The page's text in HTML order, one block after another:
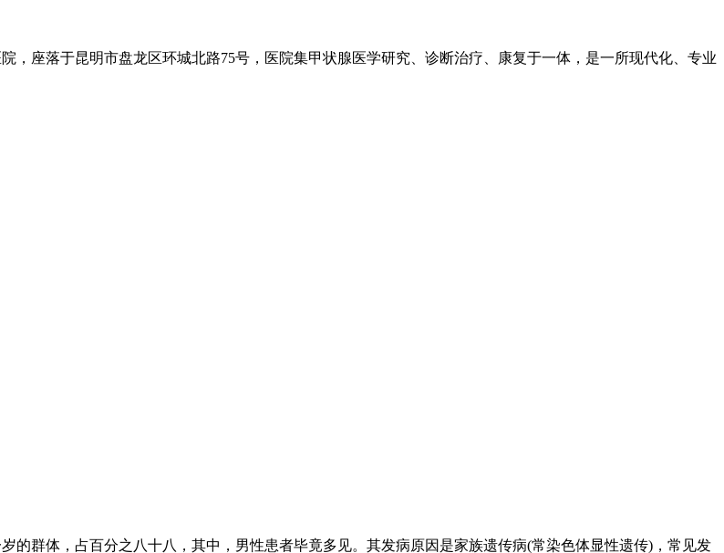
，座落于昆明市盘龙区环城北路75号，医院集甲状腺医学研究、诊断治疗、康复于一体，是一所现代化、专业
群体，占百分之八十八，其中，男性患者毕竟多见。其发病原因是家族遗传病(常染色体显性遗传)，常见发